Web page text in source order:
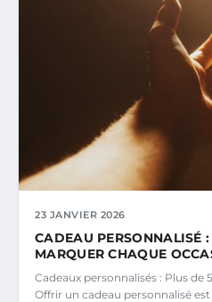
23 JANVIER 2026
CADEAU PERSONNALISÉ
MARQUER CHAQUE
Cadeaux personnalisés : Plus de
Offrir un cadeau personnalisé est